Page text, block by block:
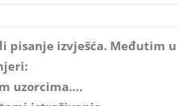
pisanje izvješća. Međutim
uzorcima….